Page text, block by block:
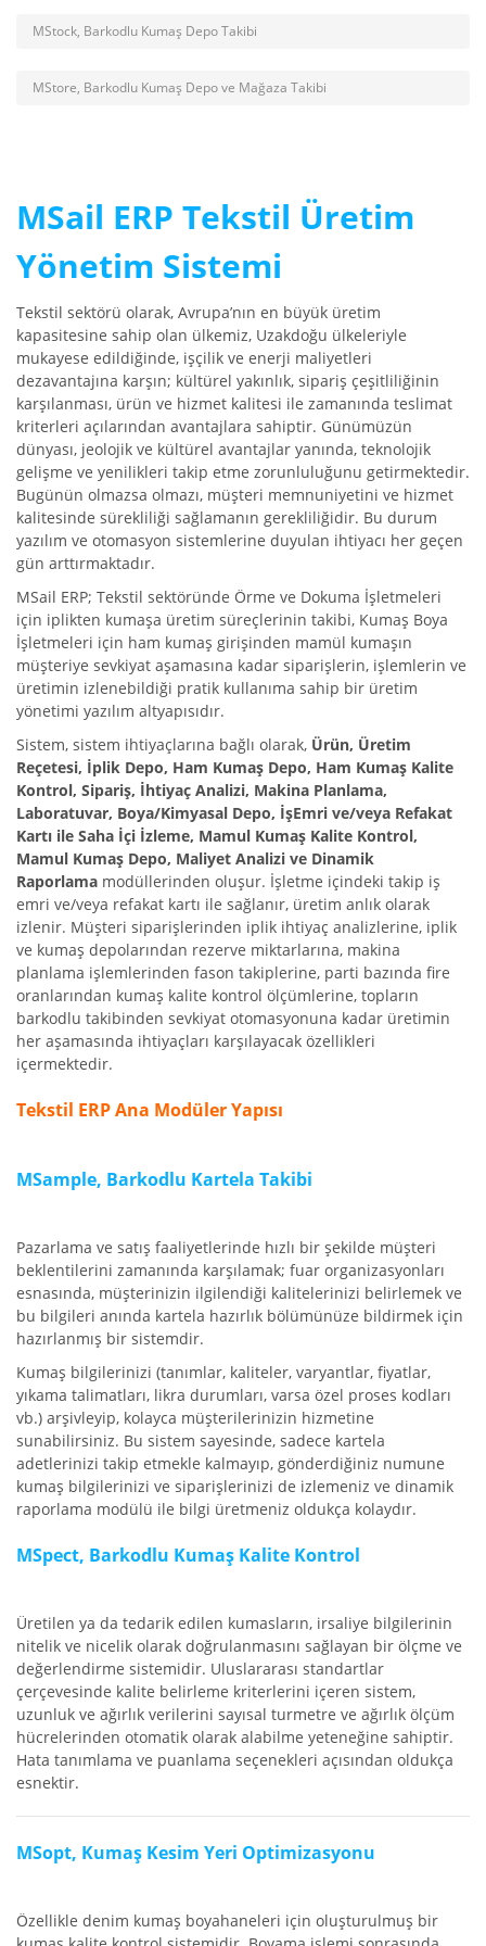
MStock, Barkodlu Kumaş Depo Takibi
MStore, Barkodlu Kumaş Depo ve Mağaza Takibi
MSail ERP Tekstil Üretim
Yönetim Sistemi
Tekstil sektörü olarak, Avrupa’nın en büyük üretim
kapasitesine sahip olan ülkemiz, Uzakdoğu ülkeleriyle
mukayese edildiğinde, işçilik ve enerji maliyetleri
dezavantajına karşın; kültürel yakınlık, sipariş çeşitliliğinin
karşılanması, ürün ve hizmet kalitesi ile zamanında teslimat
kriterleri açılarından avantajlara sahiptir. Günümüzün
dünyası, jeolojik ve kültürel avantajlar yanında, teknolojik
gelişme ve yenilikleri takip etme zorunluluğunu getirmektedir.
Bugünün olmazsa olmazı, müşteri memnuniyetini ve hizmet
kalitesinde sürekliliği sağlamanın gerekliliğidir. Bu durum
yazılım ve otomasyon sistemlerine duyulan ihtiyacı her geçen
gün arttırmaktadır.
MSail ERP; Tekstil sektöründe Örme ve Dokuma İşletmeleri
için iplikten kumaşa üretim süreçlerinin takibi, Kumaş Boya
İşletmeleri için ham kumaş girişinden mamül kumaşın
müşteriye sevkiyat aşamasına kadar siparişlerin, işlemlerin ve
üretimin izlenebildiği pratik kullanıma sahip bir üretim
yönetimi yazılım altyapısıdır.
Sistem, sistem ihtiyaçlarına bağlı olarak, Ürün, Üretim
Reçetesi, İplik Depo, Ham Kumaş Depo, Ham Kumaş Kalite
Kontrol, Sipariş, İhtiyaç Analizi, Makina Planlama,
Laboratuvar, Boya/Kimyasal Depo, İşEmri ve/veya Refakat
Kartı ile Saha İçi İzleme, Mamul Kumaş Kalite Kontrol,
Mamul Kumaş Depo, Maliyet Analizi ve Dinamik
Raporlama modüllerinden oluşur. İşletme içindeki takip iş
emri ve/veya refakat kartı ile sağlanır, üretim anlık olarak
izlenir. Müşteri siparişlerinden iplik ihtiyaç analizlerine, iplik
ve kumaş depolarından rezerve miktarlarına, makina
planlama işlemlerinden fason takiplerine, parti bazında fire
oranlarından kumaş kalite kontrol ölçümlerine, topların
barkodlu takibinden sevkiyat otomasyonuna kadar üretimin
her aşamasında ihtiyaçları karşılayacak özellikleri
içermektedir.
Tekstil ERP Ana Modüler Yapısı
MSample, Barkodlu Kartela Takibi
Pazarlama ve satış faaliyetlerinde hızlı bir şekilde müşteri
beklentilerini zamanında karşılamak; fuar organizasyonları
esnasında, müşterinizin ilgilendiği kalitelerinizi belirlemek ve
bu bilgileri anında kartela hazırlık bölümünüze bildirmek için
hazırlanmış bir sistemdir.
Kumaş bilgilerinizi (tanımlar, kaliteler, varyantlar, fiyatlar,
yıkama talimatları, likra durumları, varsa özel proses kodları
vb.) arşivleyip, kolayca müşterilerinizin hizmetine
sunabilirsiniz. Bu sistem sayesinde, sadece kartela
adetlerinizi takip etmekle kalmayıp, gönderdiğiniz numune
kumaş bilgilerinizi ve siparişlerinizi de izlemeniz ve dinamik
raporlama modülü ile bilgi üretmeniz oldukça kolaydır.
MSpect, Barkodlu Kumaş Kalite Kontrol
Üretilen ya da tedarik edilen kumasların, irsaliye bilgilerinin
nitelik ve nicelik olarak doğrulanmasını sağlayan bir ölçme ve
değerlendirme sistemidir. Uluslararası standartlar
çerçevesinde kalite belirleme kriterlerini içeren sistem,
uzunluk ve ağırlık verilerini sayısal turmetre ve ağırlık ölçüm
hücrelerinden otomatik olarak alabilme yeteneğine sahiptir.
Hata tanımlama ve puanlama seçenekleri açısından oldukça
esnektir.
MSopt, Kumaş Kesim Yeri Optimizasyonu
Özellikle denim kumaş boyahaneleri için oluşturulmuş bir